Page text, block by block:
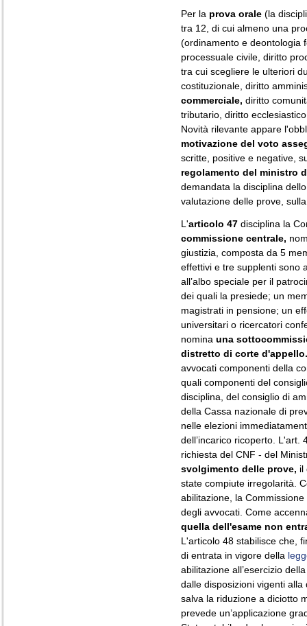
Per la prova orale (la
tra 12, di cui almeno una
(ordinamento e deontologia
processuale civile, diritto
tra cui scegliere le ulteriori
costituzionale, diritto
commerciale, diritto
tributario, diritto
Novità rilevante appare
motivazione del voto
scritte, positive e negative,
regolamento del ministro
demandata la disciplina
valutazione delle prove,
L'articolo 47 disciplina la
commissione centrale,
giustizia, composta da 5
effettivi e tre supplenti sono
all’albo speciale per il
dei quali la presiede; un
magistrati in pensione; un
universitari o ricercatori
nomina una
distretto di corte d'appello.
avvocati componenti della
quali componenti del
disciplina, del consiglio di
della Cassa nazionale di
nelle elezioni
dell’incarico ricoperto. L'art.
richiesta del CNF - del
svolgimento delle prove, il
state compiute irregolarità.
abilitazione, la
degli avvocati. Come
quella dell'esame non
L'articolo 48 stabilisce che,
di entrata in vigore della
abilitazione all’esercizio
dalle disposizioni vigenti
salva la riduzione a diciotto
prevede un’applicazione